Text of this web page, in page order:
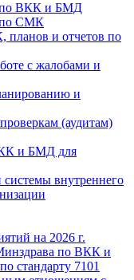
по ВКК и БМД
по СМК
планов и отчетов по
с жалобами и
и
(аудитам)
и БМД для
системы внутреннего
на 2026 г.
по ВКК и
стандарту 7101